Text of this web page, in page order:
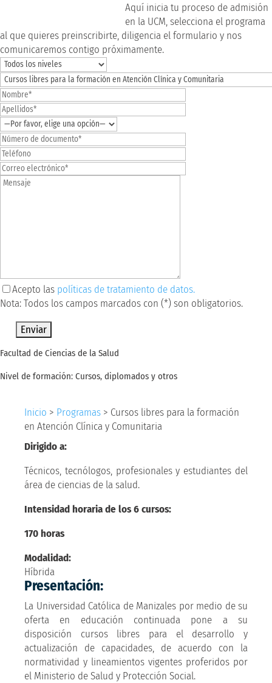
Aquí inicia tu proceso de admisión
en la UCM, selecciona el programa
al que quieres preinscribirte, diligencia el formulario y nos
comunicaremos contigo próximamente.
Acepto las políticas de tratamiento de datos.
Nota: Todos los campos marcados con (*) son obligatorios.
Facultad de Ciencias de la Salud
Nivel de formación: Cursos, diplomados y otros
Inicio > Programas > Cursos libres para la formación
en Atención Clínica y Comunitaria
Dirigido a:
Técnicos, tecnólogos, profesionales y estudiantes del
área de ciencias de la salud.
Intensidad horaria de los 6 cursos:
170 horas
Modalidad:
Híbrida
Presentación:
La Universidad Católica de Manizales por medio de su
oferta en educación continuada pone a su
disposición cursos libres para el desarrollo y
actualización de capacidades, de acuerdo con la
normatividad y lineamientos vigentes proferidos por
el Ministerio de Salud y Protección Social.